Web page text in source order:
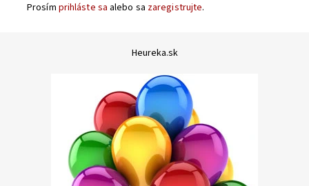
Prosím prihláste sa alebo sa zaregistrujte.
Heureka.sk